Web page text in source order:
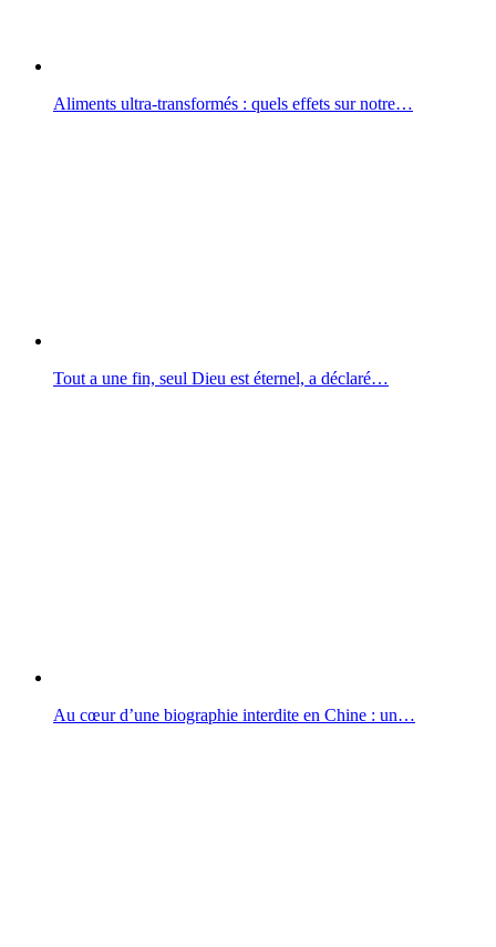
Aliments ultra-transformés : quels effets sur notre…
Tout a une fin, seul Dieu est éternel, a déclaré…
Au cœur d’une biographie interdite en Chine : un…